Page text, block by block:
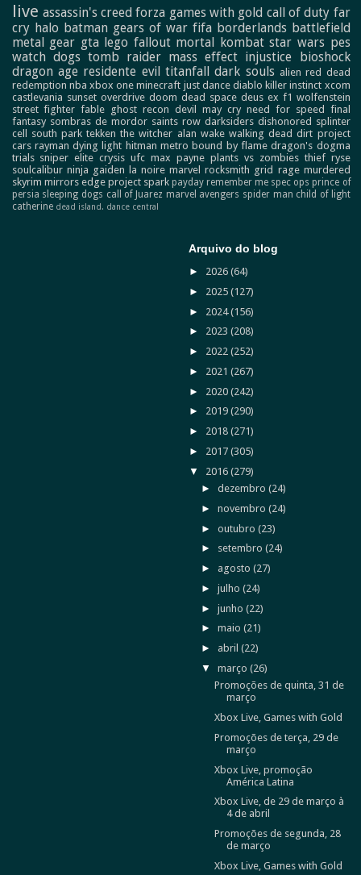
live assassin's creed forza games with gold call of duty far
cry halo batman gears of war fifa borderlands battlefield
metal gear gta lego fallout mortal kombat star wars pes
watch dogs tomb raider mass effect injustice bioshock
dragon age residente evil titanfall dark souls alien red dead
redemption nba xbox one minecraft just dance diablo killer instinct xcom
castlevania sunset overdrive doom dead space deus ex f1 wolfenstein
street fighter fable ghost recon devil may cry need for speed final
fantasy sombras de mordor saints row darksiders dishonored splinter
cell south park tekken the witcher alan wake walking dead dirt project
cars rayman dying light hitman metro bound by flame dragon's dogma
trials sniper elite crysis ufc max payne plants vs zombies thief ryse
soulcalibur ninja gaiden la noire marvel rocksmith grid rage murdered
skyrim mirrors edge project spark payday remember me spec ops prince of
persia sleeping dogs call of Juarez marvel avengers spider man child of light
catherine dead island. dance central
Arquivo do blog
► 2026 (64)
► 2025 (127)
► 2024(156)
► 2023 (208)
► 2022 (252)
► 2021 (267)
► 2020 (242)
► 2019 (290)
► 2018 (271)
► 2017 (305)
▼ 2016 (279)
►dezembro(24)
►novembro(24)
►outubro(23)
► setembro(24)
► agosto(27)
►julho(24)
►junho(22)
►maio(21)
► abril(22)
▼março(26)
Promoções de quinta, 31 de
março
Xbox Live, Games with Gold
Promoções de terça, 29 de
março
Xbox Live, promoção
América Latina
Xbox Live, de 29 de março à
4 de abril
Promoções de segunda, 28
de março
Xbox Live, Games with Gold